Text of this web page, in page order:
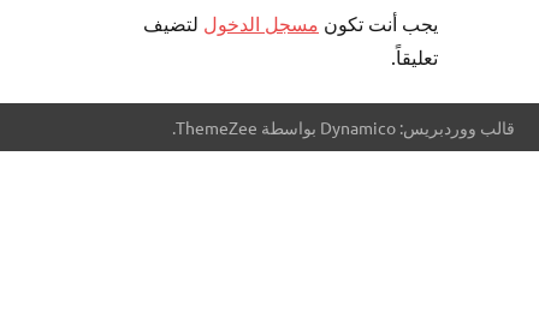
يجب أنت تكون مسجل الدخول لتضيف
تعليقاً.
قالب ووردبريس: Dynamico بواسطة ThemeZee.